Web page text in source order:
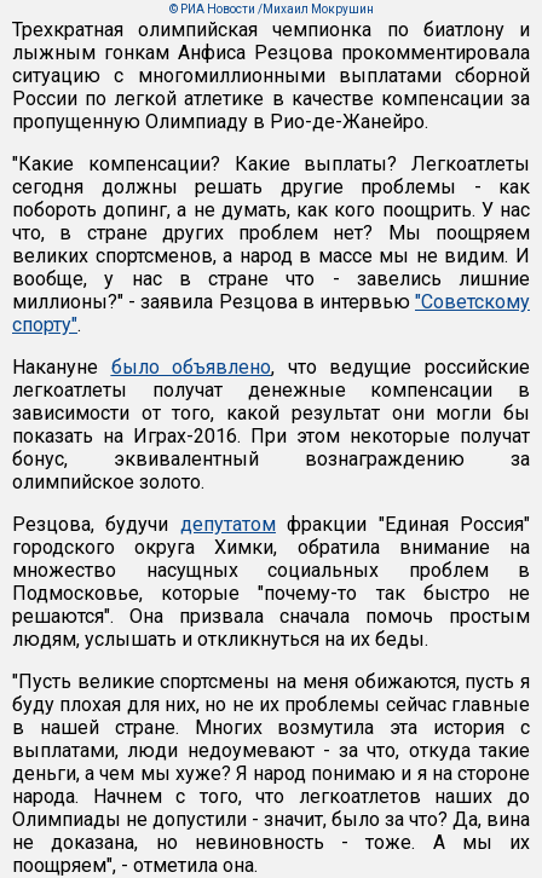
© РИА Новости /Михаил Мокрушин
Трехкратная олимпийская чемпионка по биатлону и
лыжным гонкам Анфиса Резцова прокомментировала
ситуацию с многомиллионными выплатами сборной
России по легкой атлетике в качестве компенсации за
пропущенную Олимпиаду в Рио-де-Жанейро.
"Какие компенсации? Какие выплаты? Легкоатлеты
сегодня должны решать другие проблемы - как
побороть допинг, а не думать, как кого поощрить. У нас
что, в стране других проблем нет? Мы поощряем
великих спортсменов, а народ в массе мы не видим. И
вообще, у нас в стране что - завелись лишние
миллионы?" - заявила Резцова в интервью "Советскому
спорту".
Накануне было объявлено, что ведущие российские
легкоатлеты получат денежные компенсации в
зависимости от того, какой результат они могли бы
показать на Играх-2016. При этом некоторые получат
бонус, эквивалентный вознаграждению за
олимпийское золото.
Резцова, будучи депутатомфракции "Единая Россия"
городского округа Химки, обратила внимание на
множество насущных социальных проблем в
Подмосковье, которые "почему-то так быстро не
решаются". Она призвала сначала помочь простым
людям, услышать и откликнуться на их беды.
"Пусть великие спортсмены на меня обижаются, пусть я
буду плохая для них, но не их проблемы сейчас главные
в нашей стране. Многих возмутила эта история с
выплатами, люди недоумевают - за что, откуда такие
деньги, а чем мы хуже? Я народ понимаю и я на стороне
народа. Начнем с того, что легкоатлетов наших до
Олимпиады не допустили - значит, было за что? Да, вина
не доказана, но невиновность - тоже. А мы их
поощряем", - отметила она.